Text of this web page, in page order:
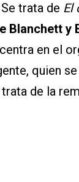
Se trata de El
Blanchett y
en el
quien
de la